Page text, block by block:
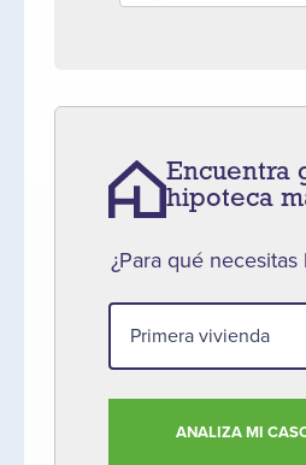
Encuentra
hipoteca
¿Para qué necesitas
ANALIZA MI